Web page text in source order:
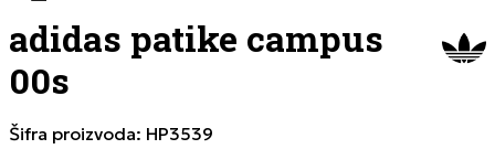
adidas patike campus
00s
Šifra proizvoda: HP3539